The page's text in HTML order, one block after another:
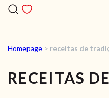
Homepage > receitas de
RECEITAS